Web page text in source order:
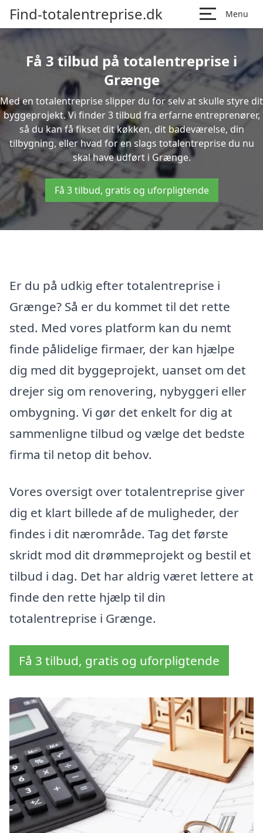
Find-totalentreprise.dk Menu
Få 3 tilbud på totalentreprise i
Grænge
Med en totalentreprise slipper du for selv at skulle styre dit
byggeprojekt. Vi finder 3 tilbud fra erfarne entreprenører,
så du kan få fikset dit køkken, dit badeværelse, din
tilbygning, eller hvad for en slags totalentreprise du nu
skal have udført i Grænge.
Få 3 tilbud, gratis og uforpligtende
Er du på udkig efter totalentreprise i
Grænge? Så er du kommet til det rette
sted. Med vores platform kan du nemt
finde pålidelige firmaer, der kan hjælpe
dig med dit byggeprojekt, uanset om det
drejer sig om renovering, nybyggeri eller
ombygning. Vi gør det enkelt for dig at
sammenligne tilbud og vælge det bedste
firma til netop dit behov.
Vores oversigt over totalentreprise giver
dig et klart billede af de muligheder, der
findes i dit nærområde. Tag det første
skridt mod dit drømmeprojekt og bestil et
tilbud i dag. Det har aldrig været lettere at
finde den rette hjælp til din
totalentreprise i Grænge.
Få 3 tilbud, gratis og uforpligtende